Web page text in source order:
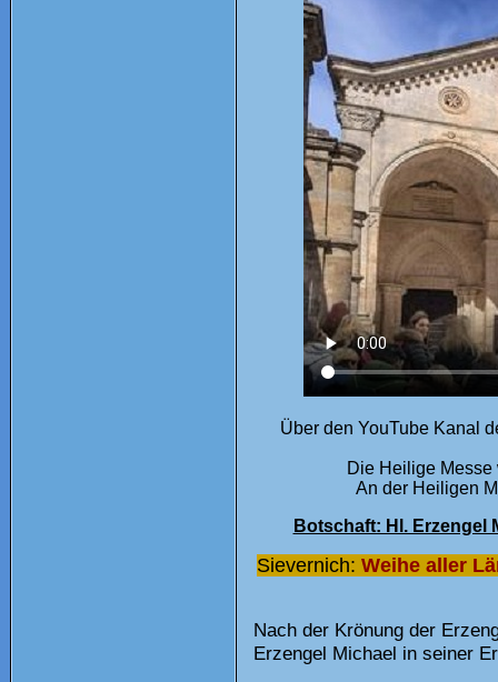
Über den YouTube Kanal
Die Heilige Messe
An der Heiligen
Botschaft: Hl. Erzengel
Sievernich: Weihe aller
Nach der Krönung der
Erzengel Michael in seiner